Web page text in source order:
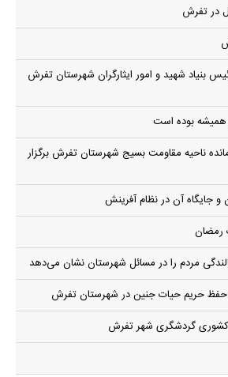
بنیاد شهید و امور ایثارگران شهرستان تفرش
همیشه بوده است
ناحیه مقاومت بسیج شهرستان تفرش برگزار
و جایگاه آن در نظام آفرینش
رمضان
مردم را در مسائل شهرستان نشان می‌دهد
حفظ حریم حیات جنین در شهرستان تفرش
گردشگری شهر تفرش